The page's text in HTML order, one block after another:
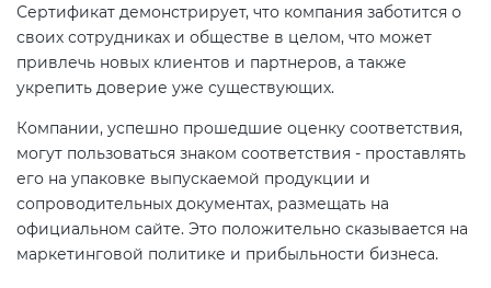
Сертификат демонстрирует, что компания заботится о
своих сотрудниках и обществе в целом, что может
привлечь новых клиентов и партнеров, а также
укрепить доверие уже существующих.
Компании, успешно прошедшие оценку соответствия,
могут пользоваться знаком соответствия - проставлять
его на упаковке выпускаемой продукции и
сопроводительных документах, размещать на
официальном сайте. Это положительно сказывается на
маркетинговой политике и прибыльности бизнеса.